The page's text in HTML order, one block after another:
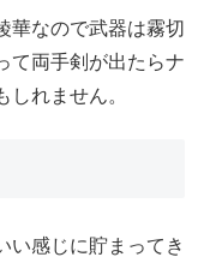
華なので武器は霧切
て両手剣が出たらナ
れません。
い感じに貯まってき